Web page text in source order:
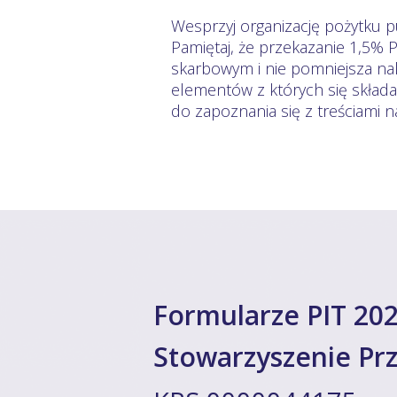
Wesprzyj organizację pożytku
Pamiętaj, że przekazanie
skarbowym i nie pomniejsza
elementów z których się
do zapoznania się z treściami
Formularze PIT
Stowarzyszenie